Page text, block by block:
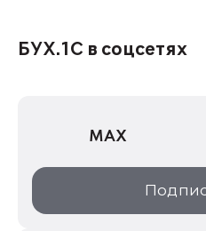
1С:Консалтинг
1С:Дистрибьюция
1С:Образование
ИТС.1C.ru
БУХ.1С в соцсетях
MAX